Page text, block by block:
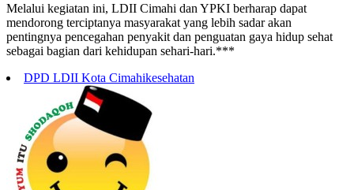
Melalui kegiatan ini, LDII Cimahi dan YPKI berharap dapat
mendorong terciptanya masyarakat yang lebih sadar akan
pentingnya pencegahan penyakit dan penguatan gaya hidup sehat
sebagai bagian dari kehidupan sehari-hari.***
DPD LDII Kota Cimahikesehatan